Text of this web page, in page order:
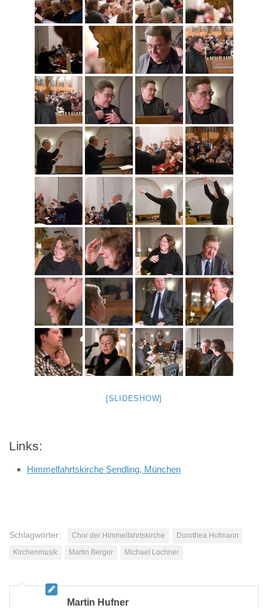
[SLIDESHOW]
Links:
Himmelfahrtskirche Sendling, München
Schlagwörter: Chor der Himmelfahrtskirche
Dorothea Hofmann
Kirchenmusik
Martin Berger Michael Lochner
Martin Hufner